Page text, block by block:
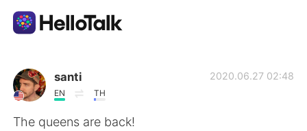
แอปแลกเปลี่ยนทางภาษา
AI Grammar Checker
santi
EN TH
2020.06.27 02:48
The queens are back!